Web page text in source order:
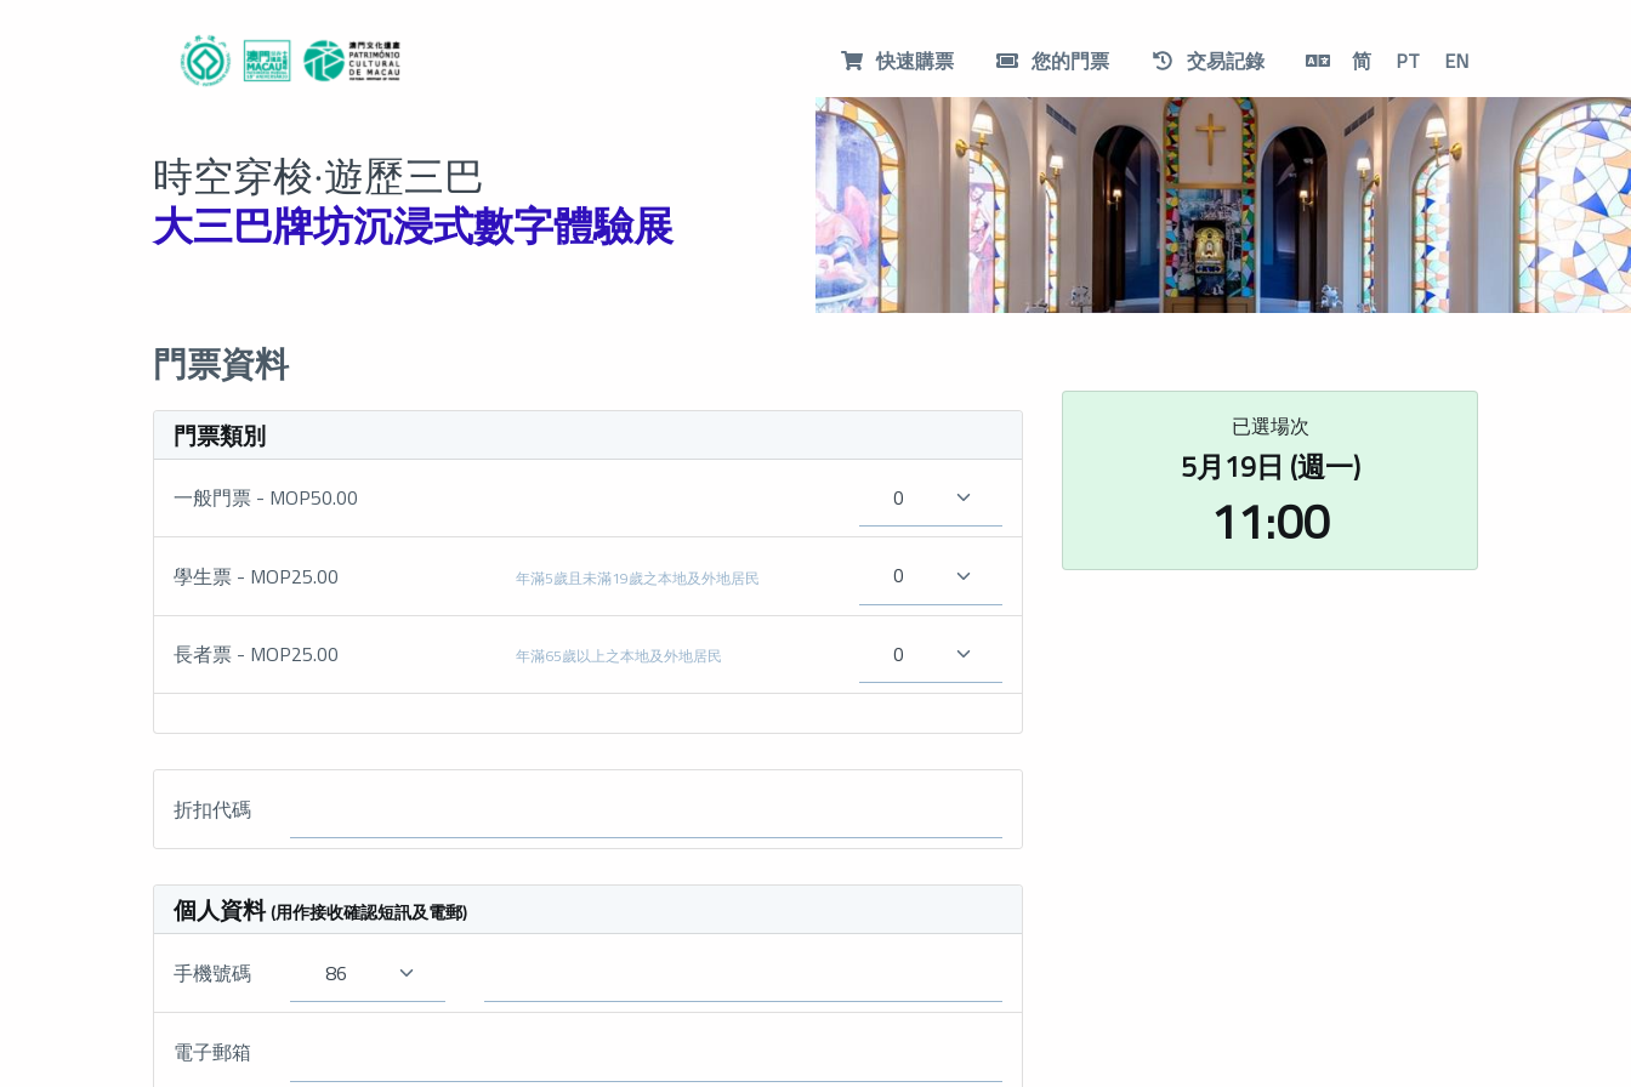
快速購票 您的門票 交易記錄 简 PT EN
時空穿梭‧遊歷三巴
大三巴牌坊沉浸式數字體驗展
門票資料
已選場次
5月19日 (週一)
11:00
門票類別
一般門票 - MOP50.00
學生票 - MOP25.00 年滿5歲且未滿19歲之本地及外地居民
長者票 - MOP25.00 年滿65歲以上之本地及外地居民
折扣代碼
個人資料(用作接收確認短訊及電郵)
手機號碼
電子郵箱